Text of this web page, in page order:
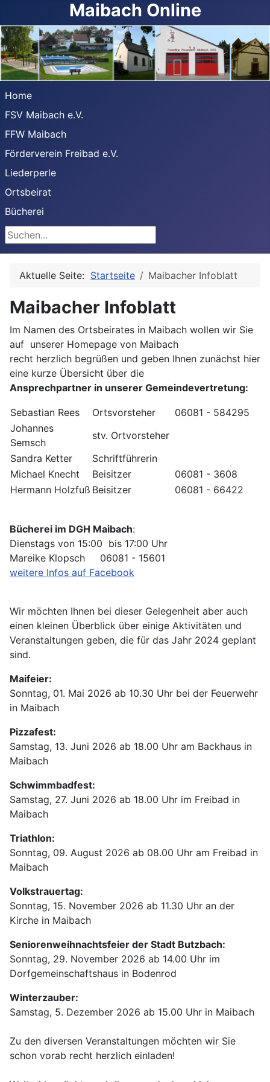
Maibach Online
Home
FSV Maibach e.V.
FFW Maibach
Förderverein Freibad e.V.
Liederperle
Ortsbeirat
Bücherei
Suchen
Aktuelle Seite: Startseite Maibacher Infoblatt
Maibacher Infoblatt
Im Namen des Ortsbeirates in Maibach wollen wir Sie
auf unserer Homepage von Maibach
recht herzlich begrüßen und geben Ihnen zunächst hier
eine kurze Übersicht über die
Ansprechpartner in unserer Gemeindevertretung:
Sebastian Rees Ortsvorsteher
06081 - 584295
Johannes
Semsch
stv. Ortvorsteher
Sandra Ketter
Schriftführerin
Michael Knecht
Beisitzer
06081 - 3608
Hermann Holzfuß Beisitzer 06081 - 66422
Bücherei im DGH Maibach:
Dienstags von 15:00 bis 17:00 Uhr
Mareike Klopsch 06081 - 15601
weitere Infos auf Facebook
Wir möchten Ihnen bei dieser Gelegenheit aber auch
einen kleinen Überblick über einige Aktivitäten und
Veranstaltungen geben, die für das Jahr 2024 geplant
sind.
Maifeier:
Sonntag, 01. Mai 2026 ab 10.30 Uhr bei der Feuerwehr
in Maibach
Pizzafest:
Samstag, 13. Juni 2026 ab 18.00 Uhr am Backhaus in
Maibach
Schwimmbadfest:
Samstag, 27. Juni 2026 ab 18.00 Uhr im Freibad in
Maibach
Triathlon:
Sonntag, 09. August 2026 ab 08.00 Uhr am Freibad in
Maibach
Volkstrauertag:
Sonntag, 15. November 2026 ab 11.30 Uhr an der
Kirche in Maibach
Seniorenweihnachtsfeier der Stadt Butzbach:
Sonntag, 29. November 2026 ab 14.00 Uhr im
Dorfgemeinschaftshaus in Bodenrod
Winterzauber:
Samstag, 5. Dezember 2026 ab 15.00 Uhr in Maibach
Zu den diversen Veranstaltungen möchten wir Sie
schon vorab recht herzlich einladen!